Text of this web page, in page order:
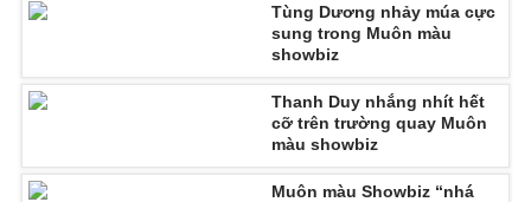
Shorts video
VTV Money VTV Thể thao
VTV Sức khoẻ Bất động sản
Tùng Dương nhảy múa cực
sung trong Muôn màu
showbiz
Thanh Duy nhắng nhít hết
cỡ trên trường quay Muôn
màu showbiz
Muôn màu Showbiz “nhá